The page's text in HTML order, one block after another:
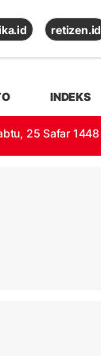
retizen.id
INDEKS
25 Safar 1448